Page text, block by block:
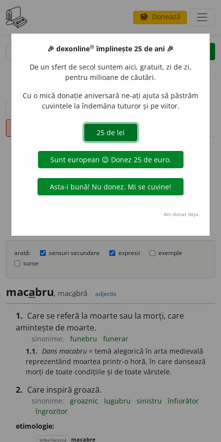
savings Donează
clear
opțiuni
sinteza definițiilor (1) definiții (17)
declinări
info
Aceste definiții sunt compilate de
echipa dexonline. Definițiile
originale se află pe filadefiniții.
Puteți reordona filele pe pagina de
arată: sensuri secundare expresii
exemple
surse
macabru, macabră adjectiv
1. Care se referă la moarte sau la morți, care
amintește de moarte.
sinonime: funebru
funerar
1.1. Dans macabru = temă alegorică în arta medievală
reprezentând moartea printr-o horă, în care dansează
morți de toate condițiile și de toate vârstele.
2. Care inspiră groază.
sinonime: groaznic lugubru sinistru
înfiorător
îngrozitor
etimologie:
limba franceză macabre
🎉 dexonline® împlinește 25 de ani 🎉
De un sfert de secol suntem aici, gratuit, zi de zi,
pentru milioane de căutări.
Cu o mică donație aniversară ne-ați ajuta să păstrăm
cuvintele la îndemâna tuturor și pe viitor.
Am donat deja.